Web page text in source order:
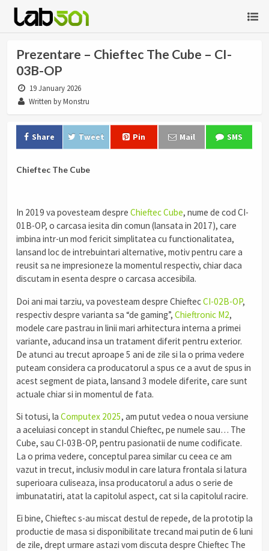
Prezentare – Chieftec The Cube – CI-
03B-OP
19 January 2026
Written by Monstru
Share Tweet Pin Mail SMS
Chieftec The Cube
In 2019 va povesteam despre Chieftec Cube, nume de cod CI-
01B-OP, o carcasa iesita din comun (lansata in 2017), care
imbina intr-un mod fericit simplitatea cu functionalitatea,
lansand loc de intrebuintari alternative, motiv pentru care a
reusit sa ne impresioneze la momentul respectiv, chiar daca
discutam in esenta despre o carcasa accesibila.
Doi ani mai tarziu, va povesteam despre ChieftecCI-02B-OP,
respectiv despre varianta sa “de gaming”, Chieftronic M2,
modele care pastrau in linii mari arhitectura interna a primei
variante, aducand insa un tratament diferit pentru exterior.
De atunci au trecut aproape 5 ani de zile si la o prima vedere
puteam considera ca producatorul a spus ce a avut de spus in
acest segment de piata, lansand 3 modele diferite, care sunt
actuale chiar si in momentul de fata.
Si totusi, la Computex 2025, am putut vedea o noua versiune
a aceluiasi concept in standul Chieftec, pe numele sau… The
Cube, sau CI-03B-OP, pentru pasionatii de nume codificate.
La o prima vedere, conceptul parea similar cu ceea ce am
vazut in trecut, inclusiv modul in care latura frontala si latura
superioara culiseaza, insa producatorul a adus o serie de
imbunatatiri, atat la capitolul aspect, cat si la capitolul racire.
Ei bine, Chieftec s-au miscat destul de repede, de la prototip la
productie de masa si disponibilitate trecand mai putin de 6 luni
de zile, drept urmare astazi vom discuta despre Chieftec The